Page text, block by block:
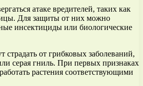
атаке вредителей, таких как
Для защиты от них можно
инсектициды или биологические
страдать от грибковых заболеваний,
серая гниль. При первых признаках
растения соответствующими